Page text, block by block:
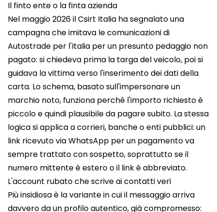
Il finto ente o la finta azienda
Nel maggio 2026 il Csirt Italia ha segnalato una
campagna che imitava le comunicazioni di
Autostrade per l'Italia per un presunto pedaggio non
pagato: si chiedeva prima la targa del veicolo, poi si
guidava la vittima verso l'inserimento dei dati della
carta. Lo schema, basato sull'impersonare un
marchio noto, funziona perché l'importo richiesto è
piccolo e quindi plausibile da pagare subito. La stessa
logica si applica a corrieri, banche o enti pubblici: un
link ricevuto via WhatsApp per un pagamento va
sempre trattato con sospetto, soprattutto se il
numero mittente è estero o il link è abbreviato.
L'account rubato che scrive ai contatti veri
Più insidiosa è la variante in cui il messaggio arriva
davvero da un profilo autentico, già compromesso: